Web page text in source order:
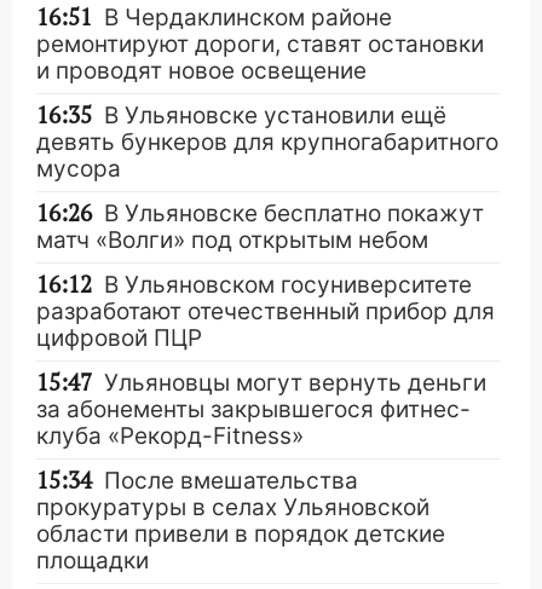
16:51 В Чердаклинском районе
ремонтируют дороги, ставят остановки
и проводят новое освещение
16:35 В Ульяновске установили ещё
девять бункеров для крупногабаритного
мусора
16:26 В Ульяновске бесплатно покажут
матч «Волги» под открытым небом
16:12 В Ульяновском госуниверситете
разработают отечественный прибор для
цифровой ПЦР
15:47 Ульяновцы могут вернуть деньги
за абонементы закрывшегося фитнес-
клуба «Рекорд-Fitness»
15:34 После вмешательства
прокуратуры в селах Ульяновской
области привели в порядок детские
площадки